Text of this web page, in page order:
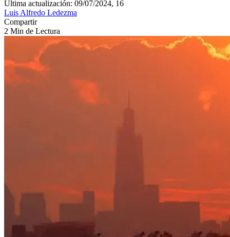
Última actualización: 09/07/2024, 16
Luis Alfredo Ledezma
Compartir
2 Min de Lectura